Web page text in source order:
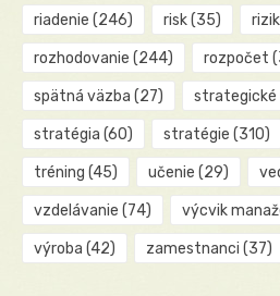
riadenie (246) risk(35)
rozhodovanie (244) rozpočet
spätná väzba (27) strategické
stratégia (60) stratégie (310)
tréning (45) učenie (29)
vzdelávanie (74) výcvik
výroba (42) zamestnanci (37)